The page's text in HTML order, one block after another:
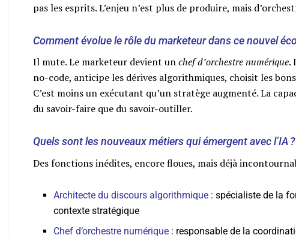
pas les esprits. L’enjeu n’est plus de produire, mais
Comment évolue le rôle du marketeur dans ce nouvel
Il mute. Le marketeur devient unchef d’orchestre numérique.
no-code, anticipe les dérives algorithmiques, choisit les
C’est moins un exécutant qu’un stratège augmenté. La
du savoir-faire que du savoir-outiller.
Quels sont les nouveaux métiers qui émergent avec l’IA ?
Des fonctions inédites, encore floues, mais déjà
Architecte du discours algorithmique : spécialiste de la
contexte stratégique
Chef d’orchestre numérique : responsable de la